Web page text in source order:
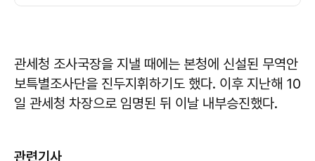
관세청 조사국장을 지낼 때에는 본청에 신설된 무역안
보특별조사단을 진두지휘하기도 했다. 이후 지난해 10
일 관세청 차장으로 임명된 뒤 이날 내부승진했다.
관련기사